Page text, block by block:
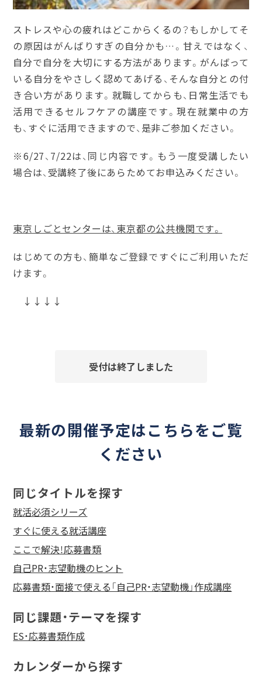
ストレスや心の疲れはどこからくるの？もしかしてそ
の原因はがんばりすぎの自分かも…。甘えではなく、
自分で自分を大切にする方法があります。がんばって
いる自分をやさしく認めてあげる、そんな自分との付
き合い方があります。就職してからも、日常生活でも
活用できるセルフケアの講座です。現在就業中の方
も、すぐに活用できますので、是非ご参加ください。
※6/27、7/22は、同じ内容です。もう一度受講したい
場合は、受講終了後にあらためてお申込みください。
東京しごとセンターは、東京都の公共機関です。
はじめての方も、簡単なご登録ですぐにご利用いただ
けます。
↓↓↓↓
受付は終了しました
最新の開催予定はこちらをご覧
ください
同じタイトルを探す
就活必須シリーズ
すぐに使える就活講座
ここで解決！応募書類
自己PR・志望動機のヒント
応募書類・面接で使える「自己PR・志望動機」作成講座
同じ課題・テーマを探す
ES・応募書類作成
カレンダーから探す